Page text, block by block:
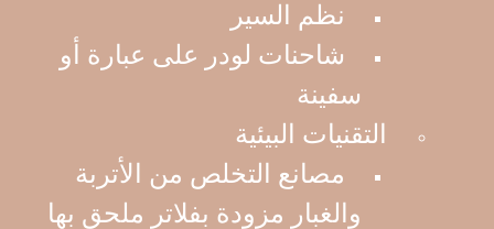
Mining show
2018
نظم السير
شاحنات لودر على عبارة أو
سفينة
التقنيات البيئية
مصانع التخلص من الأتربة
والغبار مزودة بفلاتر ملحق بها